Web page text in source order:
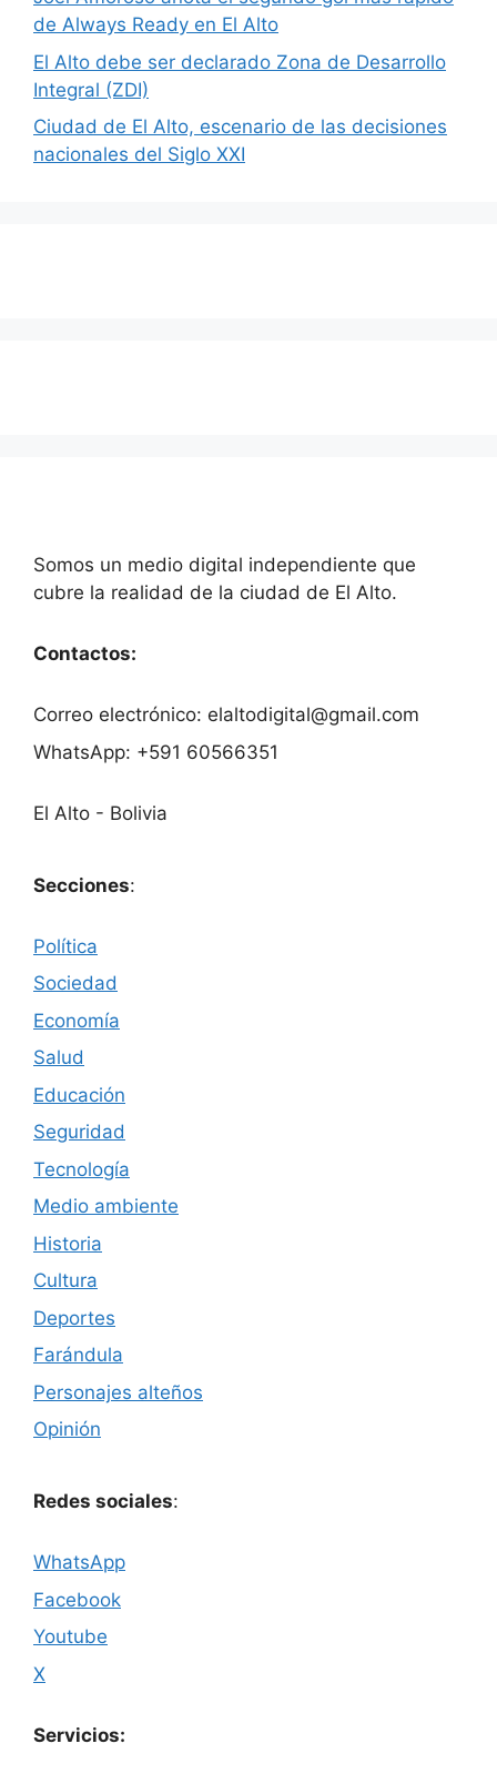
de Always Ready en El Alto
El Alto debe ser declarado Zona de Desarrollo
Integral (ZDI)
Ciudad de El Alto, escenario de las decisiones
nacionales del Siglo XXI
Somos un medio digital independiente que
cubre la realidad de la ciudad de El Alto.
Contactos:
Correo electrónico: elaltodigital@gmail.com
WhatsApp: +591 60566351
El Alto - Bolivia
Secciones:
Política
Sociedad
Economía
Salud
Educación
Seguridad
Tecnología
Medio ambiente
Historia
Cultura
Deportes
Farándula
Personajes alteños
Opinión
Redes sociales:
WhatsApp
Facebook
Youtube
X
Servicios: